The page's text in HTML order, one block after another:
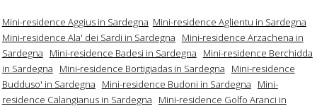
Mini-residence Aggius in Sardegna Mini-residence Aglientu in Sardegna
Mini-residence Ala' dei Sardi in Sardegna
Mini-residence Arzachena in
Sardegna
Mini-residence Badesi in Sardegna
Mini-residence Berchidda
in Sardegna
Mini-residence Bortigiadas in Sardegna
Mini-residence
Budduso' in Sardegna
Mini-residence Budoni in Sardegna
Mini-
residence Calangianus in Sardegna
Mini-residence Golfo Aranci in